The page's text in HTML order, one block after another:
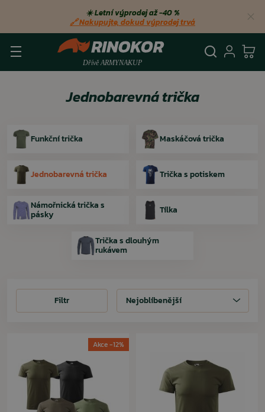
☀️ Letní výprodej až −40 %
🔗 Nakupujte, dokud výprodej trvá
Jednobarevná trička
Funkční trička Maskáčová trička
Jednobarevná trička Trička s potiskem
Námořnická trička s
pásky Tílka
Trička s dlouhým
rukávem
Filtr Nejoblíbenější
Akce -12%